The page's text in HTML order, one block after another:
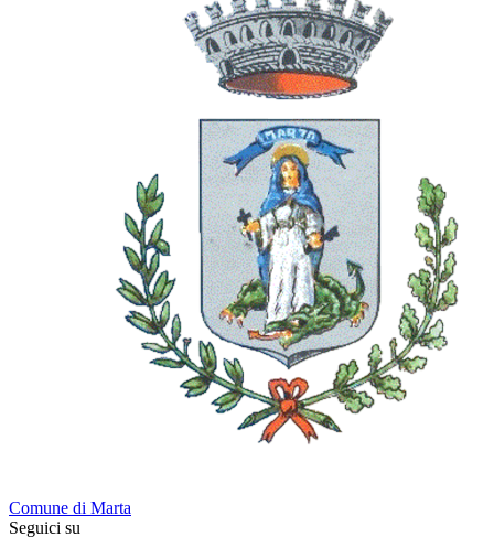
Comune di Marta
Seguici su